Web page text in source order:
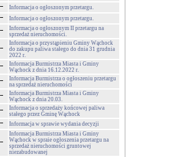
Informacja o ogłoszonym przetargu.
Informacja o ogłoszonym przetargu.
Informacja o ogłoszonym II przetargu na
sprzedaż nieruchomości.
Informacja o przystąpieniu Gminy Wąchock
do zakupu paliwa stałego do dnia 31 grudnia
2022 r.
Informacja Burmistrza Miasta i Gminy
Wąchock z dnia 16.12.2022 r.
Informacja Burmistrza o ogłoszeniu przetargu
na sprzedaż nieruchomości
Informacja Burmistrza Miasta i Gminy
Wąchock z dnia 20.03.
Informacja o sprzedaży końcowej paliwa
stałego przez Gminę Wąchock
Informacja w sprawie wydania decyzji
Informacja Burmistrza Miasta i Gminy
Wąchock w spraie ogłoszenia przetargu na
sprzedaż nieruchomości gruntowej
niezabudowanej